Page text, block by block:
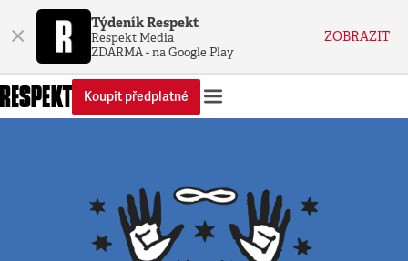
× Týdeník Respekt
Respekt Media
ZDARMA - na Google Play
ZOBRAZIT
Koupit předplatné